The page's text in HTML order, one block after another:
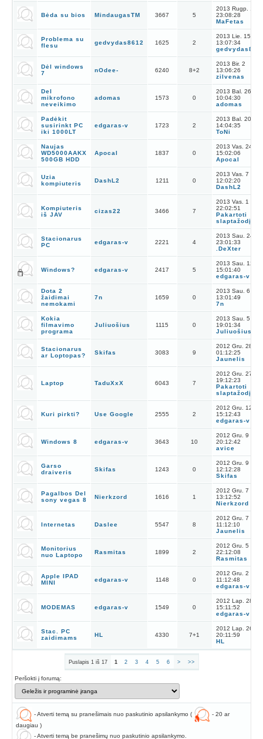
Bėda su bios MindaugasTM 3667 5
2013 Rugp. 1
23:08:28
MaFetas
Problema su
flesu
gedvydas8612 1625 2
2013 Lie. 15
13:07:34
Dėl windows
7
nOdee- 6240 8+2
2013 Bir. 2
13:06:26
zilvenas
Del
mikrofono
neveikimo
adomas 1573 0
2013 Bal. 26
10:04:30
adomas
Padėkit
susirinkt PC
iki 1000LT
edgaras-v 1723 2
2013 Bal. 20
14:04:35
ToNi
Naujas
WD5000AAKX
500GB HDD
Apocal 1837 0
2013 Vas. 24
15:02:06
Apocal
Uzia
kompiuteris
DashL2 1211 0
2013 Vas. 7
12:02:20
DashL2
Kompiuteris
iš JAV
cizas22 3466 7
2013 Vas. 1
22:02:51
Pakartoti
slaptažodį
Stacionarus
PC
edgaras-v 2221 4
2013 Sau. 24
23:01:33
.DeXter
Windows? edgaras-v 2417 5
2013 Sau. 12
15:01:40
edgaras-v
Dota 2
žaidimai
nemokami
7n 1659 0
2013 Sau. 6
13:01:49
7n
Kokia
filmavimo
programa
Juliuošius 1115 0
2013 Sau. 5
19:01:34
Juliuošius
Stacionarus
ar Loptopas?
Skifas 3083 9
2012 Gru. 28
01:12:25
Jaunelis
Laptop TaduXxX 6043 7
2012 Gru. 27
19:12:23
Pakartoti
slaptažodį
Kuri pirkti? Use Google 2555 2
2012 Gru. 12
15:12:43
edgaras-v
Windows 8 edgaras-v 3643 10
2012 Gru. 9
20:12:42
avice
Garso
draiveris
Skifas 1243 0
2012 Gru. 9
12:12:28
Skifas
Pagalbos Del
sony vegas 8
Nierkzord 1616 1
2012 Gru. 7
13:12:52
Nierkzord
Internetas Daslee 5547 8
2012 Gru. 7
11:12:10
Jaunelis
Monitorius
nuo Laptopo
Rasmitas 1899 2
2012 Gru. 5
22:12:08
Rasmitas
Apple IPAD
MINI
edgaras-v 1148 0
2012 Gru. 2
11:12:48
edgaras-v
MODEMAS edgaras-v 1549 0
2012 Lap. 28
15:11:52
edgaras-v
Stac. PC
zaidimams
HL 4330 7+1
2012 Lap. 26
20:11:59
HL
Puslapis 1 iš 17 1 2 3 4 5 6 > >>
Peršokti į forumą:
- Atverti temą su pranešimais nuo paskutinio apsilankymo (
- 20 ar
daugiau )
- Atverti temą be pranešimų nuo paskutinio apsilankymo.